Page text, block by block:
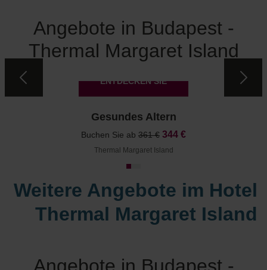
Angebote in Budapest -
Thermal Margaret Island
ENTDECKEN SIE
Gesundes Altern
Buchen Sie ab 361 € 344 €
Thermal Margaret Island
Weitere Angebote im Hotel
Thermal Margaret Island